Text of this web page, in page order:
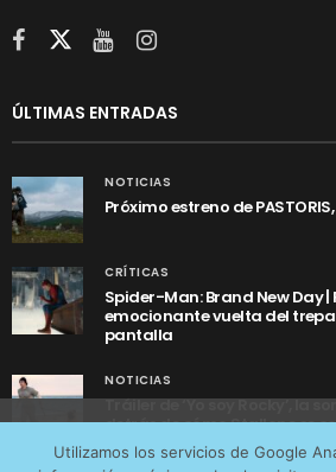
ÚLTIMAS ENTRADAS
NOTICIAS
Próximo estreno de
CRÍTICAS
Spider-Man: Brand New Day
emocionante vuelta del
pantalla
NOTICIAS
Tráiler de ‘Yo soy Rocky’, la
detrás de cómo Stallone se
Utilizamos los servicios de Google
tráfico web que recibimos y